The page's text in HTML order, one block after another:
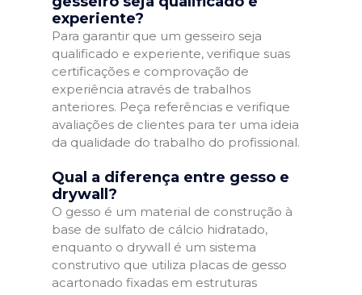
experiente?
Para garantir que um gesseiro seja
qualificado e experiente, verifique suas
certificações e comprovação de
experiência através de trabalhos
anteriores. Peça referências e verifique
avaliações de clientes para ter uma ideia
da qualidade do trabalho do profissional.
Qual a diferença entre gesso e
drywall?
O gesso é um material de construção à
base de sulfato de cálcio hidratado,
enquanto o drywall é um sistema
construtivo que utiliza placas de gesso
acartonado fixadas em estruturas